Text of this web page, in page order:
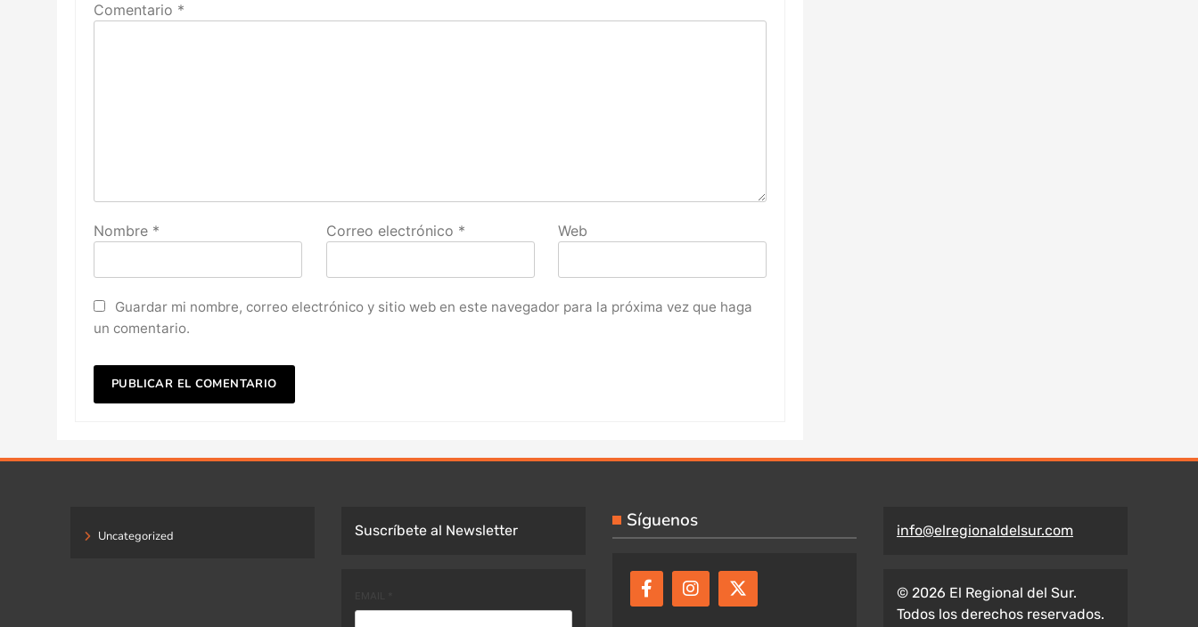
Comentario *
Nombre * Correo electrónico * Web
Guardar mi nombre, correo electrónico y sitio web en este navegador para la próxima vez que haga
un comentario.
Uncategorized Suscríbete al Newsletter Síguenos info@elregionaldelsur.com
© 2026 El Regional del Sur.
Todos los derechos reservados.